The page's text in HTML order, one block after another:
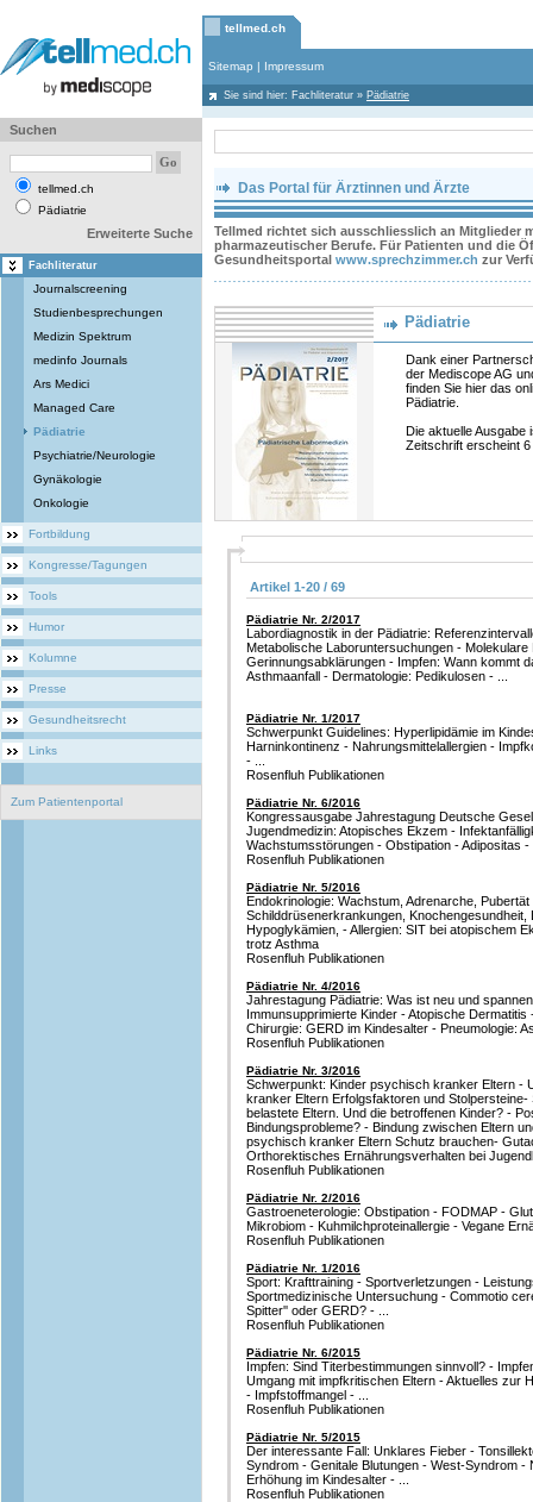
tellmed.ch
Sitemap | Impressum
Sie sind hier: Fachliteratur » Pädiatrie
Suchen
tellmed.ch
Pädiatrie
Erweiterte Suche
Fachliteratur
Journalscreening
Studienbesprechungen
Medizin Spektrum
medinfo Journals
Ars Medici
Managed Care
Pädiatrie
Psychiatrie/Neurologie
Gynäkologie
Onkologie
Fortbildung
Kongresse/Tagungen
Tools
Humor
Kolumne
Presse
Gesundheitsrecht
Links
Zum Patientenportal
Das Portal für Ärztinnen und Ärzte
Tellmed richtet sich ausschliesslich an Mitglieder
pharmazeutischer Berufe. Für Patienten und die
Gesundheitsportal www.sprechzimmer.ch zur
Pädiatrie
Dank einer
der Mediscope AG
finden Sie hier das
Pädiatrie.
Die aktuelle Ausgabe
Zeitschrift erscheint
Artikel 1-20 / 69
Pädiatrie Nr. 2/2017
Labordiagnostik in der Pädiatrie:
Metabolische Laboruntersuchungen - Molekulare
Gerinnungsabklärungen - Impfen: Wann kommt
Asthmaanfall - Dermatologie: Pedikulosen - ...
Pädiatrie Nr. 1/2017
Schwerpunkt Guidelines: Hyperlipidämie im
Harninkontinenz - Nahrungsmittelallergien -
- ...
Rosenfluh Publikationen
Pädiatrie Nr. 6/2016
Kongressausgabe Jahrestagung Deutsche
Jugendmedizin: Atopisches Ekzem -
Wachstumsstörungen - Obstipation - Adipositas -
Rosenfluh Publikationen
Pädiatrie Nr. 5/2016
Endokrinologie: Wachstum, Adrenarche,
Schilddrüsenerkrankungen, Knochengesundheit,
Hypoglykämien, - Allergien: SIT bei atopischem
trotz Asthma
Rosenfluh Publikationen
Pädiatrie Nr. 4/2016
Jahrestagung Pädiatrie: Was ist neu und
Immunsupprimierte Kinder - Atopische
Chirurgie: GERD im Kindesalter - Pneumologie:
Rosenfluh Publikationen
Pädiatrie Nr. 3/2016
Schwerpunkt: Kinder psychisch kranker Eltern -
kranker Eltern Erfolgsfaktoren und
belastete Eltern. Und die betroffenen Kinder? -
Bindungsprobleme? - Bindung zwischen Eltern
psychisch kranker Eltern Schutz brauchen-
Orthorektisches Ernährungsverhalten bei
Rosenfluh Publikationen
Pädiatrie Nr. 2/2016
Gastroeneterologie: Obstipation - FODMAP -
Mikrobiom - Kuhmilchproteinallergie - Vegane
Rosenfluh Publikationen
Pädiatrie Nr. 1/2016
Sport: Krafttraining - Sportverletzungen -
Sportmedizinische Untersuchung - Commotio
Spitter'' oder GERD? - ...
Rosenfluh Publikationen
Pädiatrie Nr. 6/2015
Impfen: Sind Titerbestimmungen sinnvoll? -
Umgang mit impfkritischen Eltern - Aktuelles zur
- Impfstoffmangel - ...
Rosenfluh Publikationen
Pädiatrie Nr. 5/2015
Der interessante Fall: Unklares Fieber -
Syndrom - Genitale Blutungen - West-Syndrom -
Erhöhung im Kindesalter - ...
Rosenfluh Publikationen